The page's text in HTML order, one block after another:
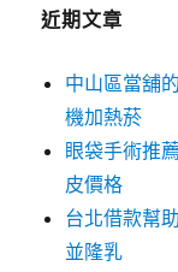
近期文章
中山區當舖
機加熱菸
眼袋手術推
皮價格
台北借款幫
並隆乳